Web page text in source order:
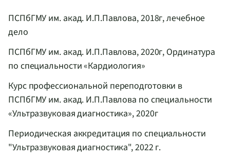
ПСПбГМУ им. акад. И.П.Павлова, 2018г, лечебное
дело
ПСПбГМУ им. акад. И.П.Павлова, 2020г, Ординатура
по специальности «Кардиология»
Курс профессиональной переподготовки в
ПСПбГМУ им. акад. И.П.Павлова по специальности
«Ультразвуковая диагностика», 2020г
Периодическая аккредитация по специальности
"Ультразвуковая диагностика", 2022 г.